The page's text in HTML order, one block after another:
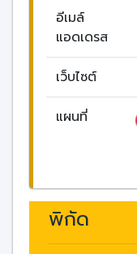
อีเมล์
แอดเดรส
เว็บไซต์
แผนที่
พิกัด